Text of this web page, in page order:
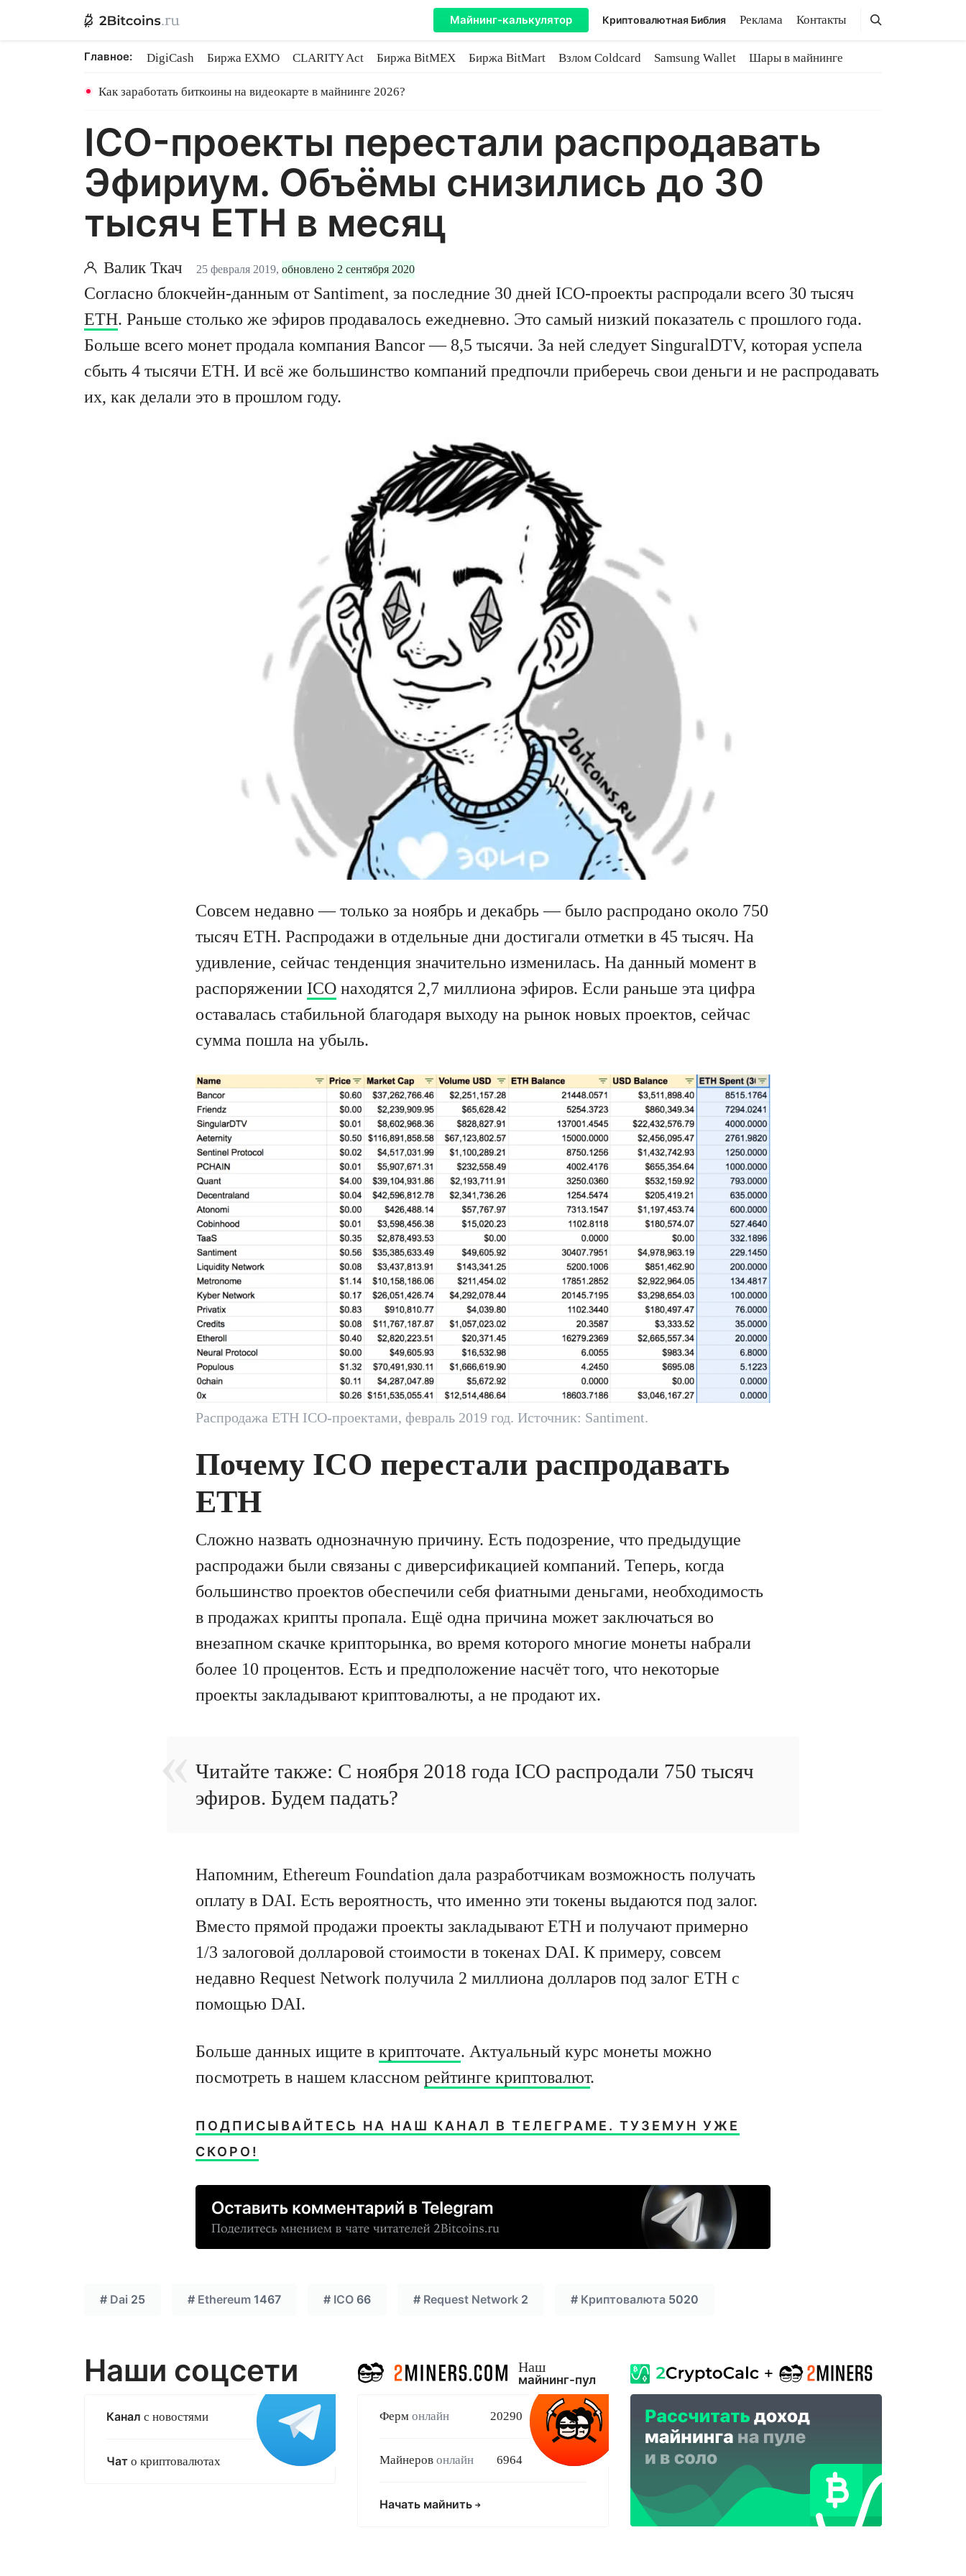
Майнинг-калькулятор Криптовалютная Библия Реклама Контакты Поиск
Поиск
Главное: DigiCash Биржа EXMO CLARITY Act Биржа BitMEX Биржа BitMart Взлом Coldcard Samsung Wallet
Шары в майнинге
Как заработать биткоины на видеокарте в майнинге 2026?
ICO-проекты перестали распродавать
Эфириум. Объёмы снизились до 30
тысяч ETH в месяц
Валик Ткач 25 февраля 2019, обновлено 2 сентября 2020
Согласно блокчейн-данным от Santiment, за последние 30 дней ICO-проекты распродали всего 30 тысяч
ETH. Раньше столько же эфиров продавалось ежедневно. Это самый низкий показатель с прошлого года.
Больше всего монет продала компания Bancor — 8,5 тысячи. За ней следует SinguralDTV, которая успела
сбыть 4 тысячи ETH. И всё же большинство компаний предпочли приберечь свои деньги и не распродавать
их, как делали это в прошлом году.
Совсем недавно — только за ноябрь и декабрь — было распродано около 750
тысяч ETH. Распродажи в отдельные дни достигали отметки в 45 тысяч. На
удивление, сейчас тенденция значительно изменилась. На данный момент в
распоряжении ICO находятся 2,7 миллиона эфиров. Если раньше эта цифра
оставалась стабильной благодаря выходу на рынок новых проектов, сейчас
сумма пошла на убыль.
Распродажа ETH ICO-проектами, февраль 2019 год. Источник: Santiment.
Почему ICO перестали распродавать
ETH
Сложно назвать однозначную причину. Есть подозрение, что предыдущие
распродажи были связаны с диверсификацией компаний. Теперь, когда
большинство проектов обеспечили себя фиатными деньгами, необходимость
в продажах крипты пропала. Ещё одна причина может заключаться во
внезапном скачке крипторынка, во время которого многие монеты набрали
более 10 процентов. Есть и предположение насчёт того, что некоторые
проекты закладывают криптовалюты, а не продают их.
Читайте также: С ноября 2018 года ICO распродали 750 тысяч
эфиров. Будем падать?
Напомним, Ethereum Foundation дала разработчикам возможность получать
оплату в DAI. Есть вероятность, что именно эти токены выдаются под залог.
Вместо прямой продажи проекты закладывают ETH и получают примерно
1/3 залоговой долларовой стоимости в токенах DAI. К примеру, совсем
недавно Request Network получила 2 миллиона долларов под залог ETH с
помощью DAI.
Больше данных ищите в крипточате. Актуальный курс монеты можно
посмотреть в нашем классном рейтинге криптовалют.
ПОДПИСЫВАЙТЕСЬ НА НАШ КАНАЛ В ТЕЛЕГРАМЕ. ТУЗЕМУН УЖЕ
СКОРО!
# Dai 25 # Ethereum 1467 # ICO 66 # Request Network 2 # Криптовалюта 5020
Наши соцсети
Канал с новостями
Чат о криптовалютах
Наш
майнинг-пул
Ферм онлайн 20290
Майнеров онлайн 6964
Начать майнить